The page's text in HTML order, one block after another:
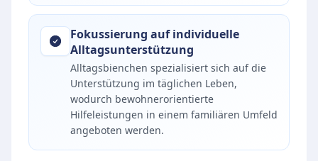
Fokussierung auf individuelle
Alltagsunterstützung
Alltagsbienchen spezialisiert sich auf die
Unterstützung im täglichen Leben,
wodurch bewohnerorientierte
Hilfeleistungen in einem familiären Umfeld
angeboten werden.